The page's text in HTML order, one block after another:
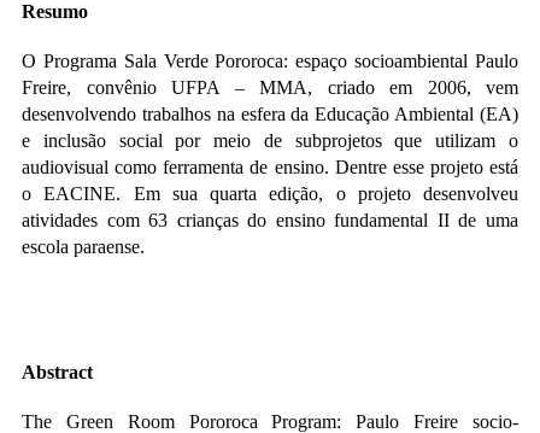
Resumo
O Programa Sala Verde Pororoca: espaço socioambiental Paulo
Freire, convênio UFPA – MMA, criado em 2006, vem
desenvolvendo trabalhos na esfera da Educação Ambiental (EA)
e inclusão social por meio de subprojetos que utilizam o
audiovisual como ferramenta de ensino. Dentre esse projeto está
o EACINE. Em sua quarta edição, o projeto desenvolveu
atividades com 63 crianças do ensino fundamental II de uma
escola paraense.
Abstract
The Green Room Pororoca Program: Paulo Freire socio-